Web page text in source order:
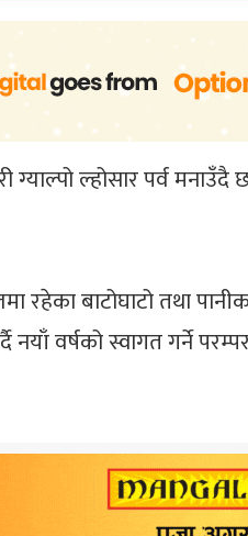
ल्होसार पर्व
रहेका बाटोघाटो तथा
वर्षको स्वागत गर्ने